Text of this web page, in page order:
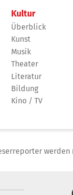
Kultur
Überblick
Kunst
Musik
Theater
Literatur
Bildung
Kino / TV
werden